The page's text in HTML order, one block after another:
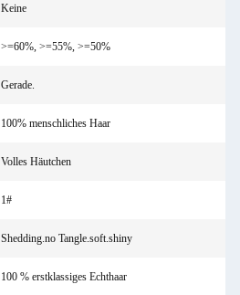
Keine
>=60%, >=55%, >=50%
Gerade.
100% menschliches Haar
Volles Häutchen
1#
Shedding.no Tangle.soft.shiny
100 % erstklassiges Echthaar